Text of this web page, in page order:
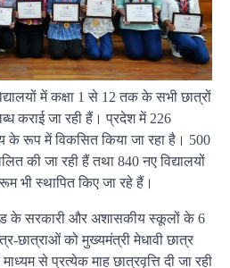
में कक्षा 1 से 12 तक के सभी छात्रों
कराई जा रही हैं। प्रदेश में 226
के रूप में विकसित किया जा रहा है। 500
की जा रही हैं तथा 840 नए विद्यालयों
भी स्थापित किए जा रहे हैं।
के सरकारी और अशासकीय स्कूलों के 6
छात्राओं को मुख्यमंत्री मेधावी छात्र
से प्रत्येक माह छात्रवृत्ति दी जा रही